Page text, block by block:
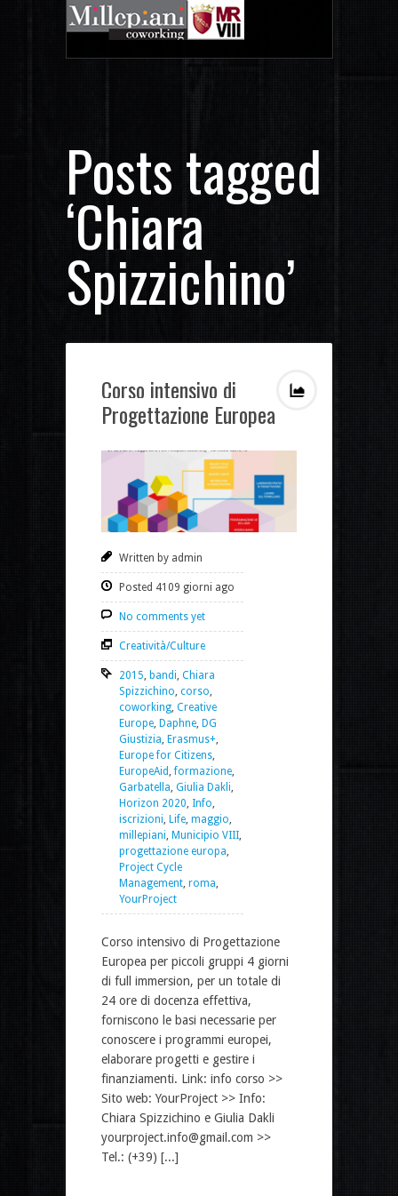
Posts tagged
‘Chiara
Spizzichino’
Corso intensivo di
Progettazione Europea
Written by admin
Posted 4109 giorni ago
No comments yet
Creatività/Culture
2015 bandi Chiara
Spizzichino corso
coworking Creative
Europe Daphne DG
Giustizia Erasmus+
Europe for Citizens
EuropeAid ,formazione
Garbatella Giulia Dakli
Horizon 2020 Info
iscrizioni Life maggio
millepiani Municipio VIII
progettazione europa
Project Cycle
Management roma
YourProject
Corso intensivo di Progettazione
Europea per piccoli gruppi 4 giorni
di full immersion, per un totale di
24 ore di docenza effettiva,
forniscono le basi necessarie per
conoscere i programmi europei,
elaborare progetti e gestire i
finanziamenti. Link: info corso >>
Sito web: YourProject >> Info:
Chiara Spizzichino e Giulia Dakli
yourproject.info@gmail.com >>
Tel.: (+39) [...]